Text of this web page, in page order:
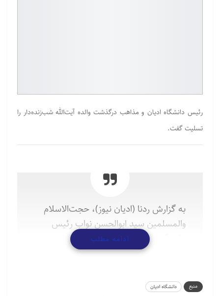
رئیس دانشگاه ادیان و مذاهب درگذشت والده آیت‌الله شب‌زنده‌دار را
تسلیت گفت.
به گزارش ردنا (ادیان نیوز)، حجت‌الاسلام
والمسلمین سید ابوالحسن نواب رئیس
دانشگاه ادیان و مذاهب با صدور پیامی
درگذشت والده آیت‌الله شب‌زنده‌دار از
متن این پیام به شرح زیر است:
ادامه مطلب
منبع
دانشگاه ادیان